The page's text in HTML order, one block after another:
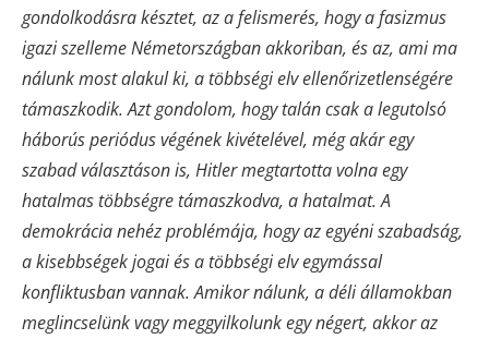
gondolkodásra késztet, az a felismerés, hogy a fasizmus
igazi szelleme Németországban akkoriban, és az, ami ma
nálunk most alakul ki, a többségi elv ellenőrizetlenségére
támaszkodik. Azt gondolom, hogy talán csak a legutolsó
háborús periódus végének kivételével, még akár egy
szabad választáson is, Hitler megtartotta volna egy
hatalmas többségre támaszkodva, a hatalmat. A
demokrácia nehéz problémája, hogy az egyéni szabadság,
a kisebbségek jogai és a többségi elv egymással
konfliktusban vannak. Amikor nálunk, a déli államokban
meglincselünk vagy meggyilkolunk egy négert, akkor az